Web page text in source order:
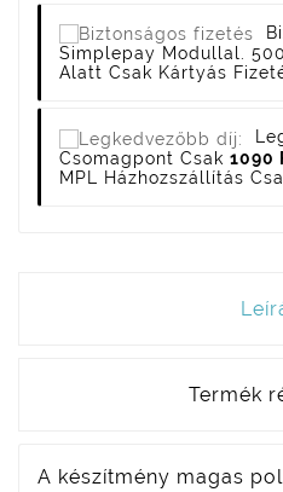
Simplepay Modullal.
Alatt Csak Kártyás
Csomagpont Csak 1090
MPL Házhozszállítás
Termék
A készítmény magas